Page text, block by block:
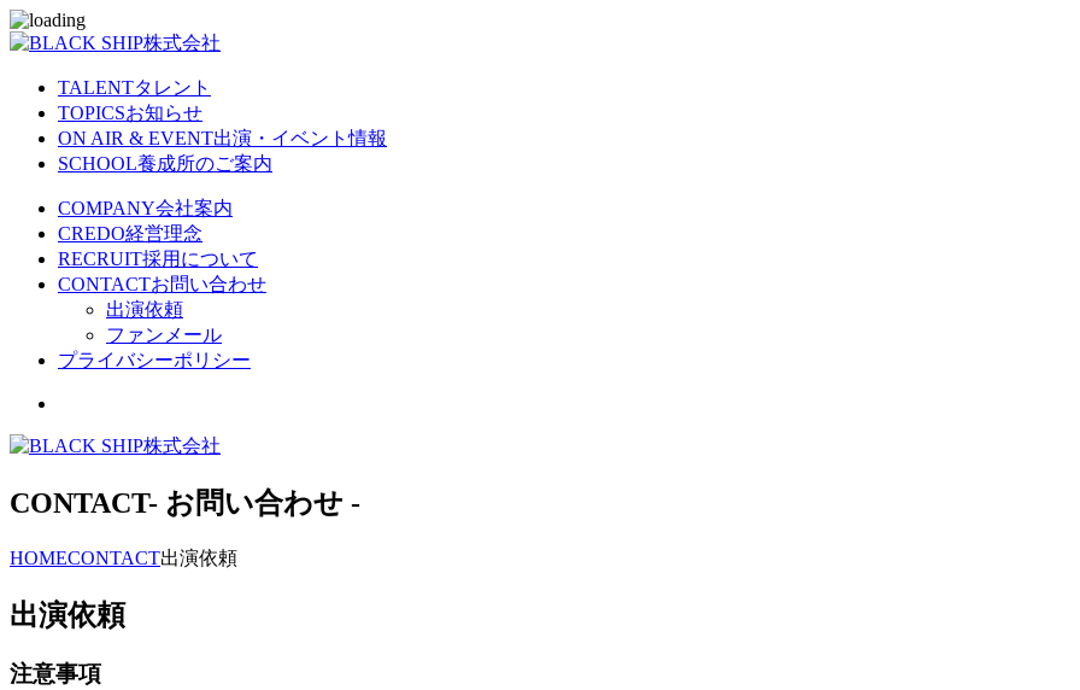
TALENTタレント
TOPICSお知らせ
ON AIR & EVENT出演・イベント情報
SCHOOL養成所のご案内
COMPANY会社案内
CREDO経営理念
RECRUIT採用について
CONTACTお問い合わせ
出演依頼
ファンメール
プライバシーポリシー
CONTACT- お問い合わせ -
HOMECONTACT出演依頼
出演依頼
注意事項